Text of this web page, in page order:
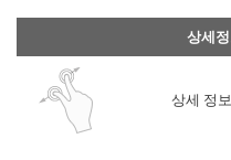
상세정
상세 정